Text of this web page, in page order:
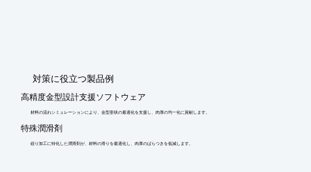
​対策に役立つ製品例
高精度金型設計支援ソフトウェア
材料の流れシミュレーションにより、金型形状の最適化を支援し、肉厚の均一化に貢献します。
特殊潤滑剤
絞り加工に特化した潤滑剤が、材料の滑りを最適化し、肉厚のばらつきを低減します。